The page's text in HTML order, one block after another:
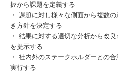
握から課題を定義する
・ 課題に対し様々な側面から複数
き方針を決定する
・ 結果に対する適切な分析から改
を提示する
・ 社内外のステークホルダーとの
実行する